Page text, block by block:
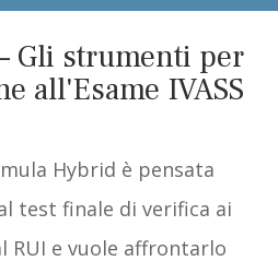
Gli strumenti per
all'Esame IVASS
Hybrid è pensata
test finale di verifica ai
RUI e vuole affrontarlo